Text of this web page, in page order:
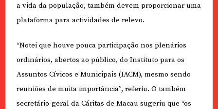
a vida da população, também devem proporcionar uma
plataforma para actividades de relevo.
“Notei que houve pouca participação nos plenários
ordinários, abertos ao público, do Instituto para os
Assuntos Cívicos e Municipais (IACM), mesmo sendo
reuniões de muita importância”, referiu. O também
secretário-geral da Cáritas de Macau sugeriu que “os